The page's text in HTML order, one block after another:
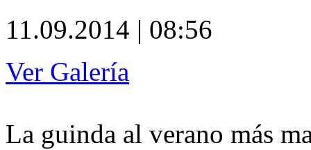
11.09.2014 | 08:56
Ver Galería
La guinda al verano más